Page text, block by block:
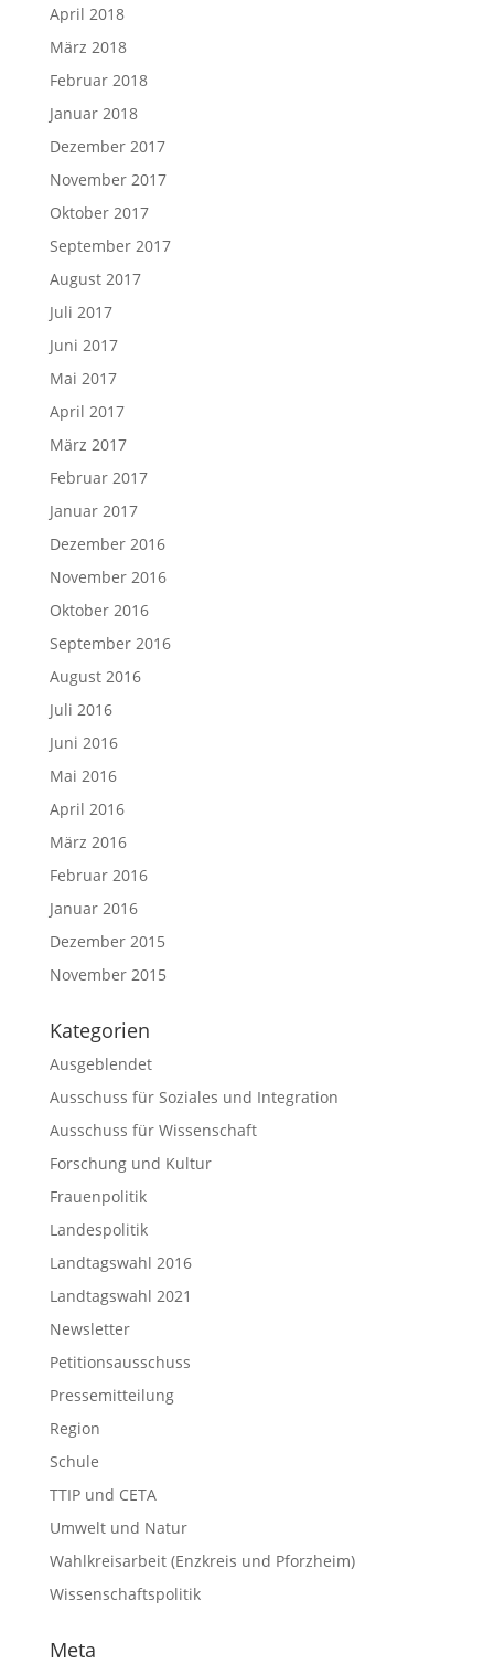
April 2018
März 2018
Februar 2018
Januar 2018
Dezember 2017
November 2017
Oktober 2017
September 2017
August 2017
Juli 2017
Juni 2017
Mai 2017
April 2017
März 2017
Februar 2017
Januar 2017
Dezember 2016
November 2016
Oktober 2016
September 2016
August 2016
Juli 2016
Juni 2016
Mai 2016
April 2016
März 2016
Februar 2016
Januar 2016
Dezember 2015
November 2015
Kategorien
Ausgeblendet
Ausschuss für Soziales und Integration
Ausschuss für Wissenschaft
Forschung und Kultur
Frauenpolitik
Landespolitik
Landtagswahl 2016
Landtagswahl 2021
Newsletter
Petitionsausschuss
Pressemitteilung
Region
Schule
TTIP und CETA
Umwelt und Natur
Wahlkreisarbeit (Enzkreis und Pforzheim)
Wissenschaftspolitik
Meta